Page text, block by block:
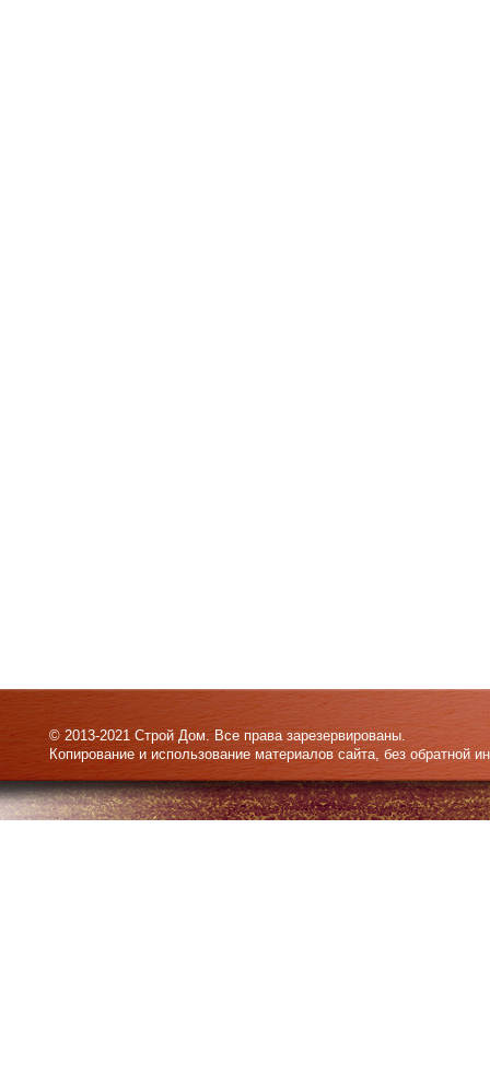
© 2013-2021 Строй Дом. Все права зарезервированы.
Копирование и использование материалов сайта, без обратной